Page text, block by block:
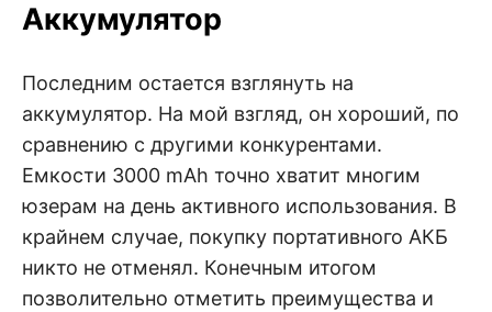
Аккумулятор
Последним остается взглянуть на
аккумулятор. На мой взгляд, он хороший, по
сравнению с другими конкурентами.
Емкости 3000 mAh точно хватит многим
юзерам на день активного использования. В
крайнем случае, покупку портативного АКБ
никто не отменял. Конечным итогом
позволительно отметить преимущества и